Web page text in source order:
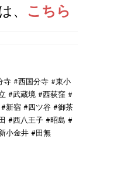
、 こちら
寺 #西国分寺 #東小
#武蔵境 #西荻窪 #
新宿 #四ツ谷 #御茶
#西八王子 #昭島 #
小金井 #田無